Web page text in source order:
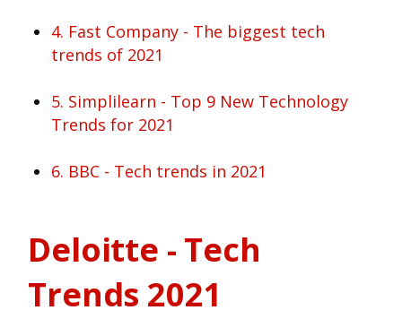
4. Fast Company - The biggest tech
trends of 2021
5. Simplilearn - Top 9 New Technology
Trends for 2021
6. BBC - Tech trends in 2021
Deloitte - Tech
Trends 2021